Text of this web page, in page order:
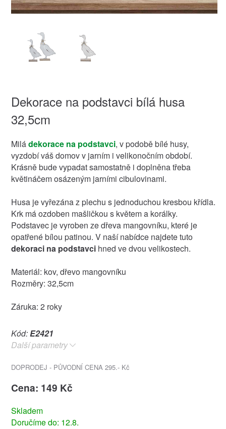
Dekorace na podstavci bílá husa
32,5cm
Miládekorace na podstavci, v podobě bílé husy,
vyzdobí váš domov v jarním i velikonočním období.
Krásně bude vypadat samostatně i doplněna třeba
květináčem osázeným jarními cibulovinami.
Husa je vyřezána z plechu s jednoduchou kresbou křídla.
Krk má ozdoben mašličkou s květem a korálky.
Podstavec je vyroben ze dřeva mangovníku, které je
opatřené bílou patinou. V naší nabídce najdete tuto
dekoraci na podstavcihned ve dvou velikostech.
Materiál: kov, dřevo mangovníku
Rozměry: 32,5cm
Záruka: 2 roky
Kód:E2421
Další parametry
DOPRODEJ - PŮVODNÍ CENA 295.- Kč
Cena: 149 Kč
Skladem
Doručíme do: 12.8.